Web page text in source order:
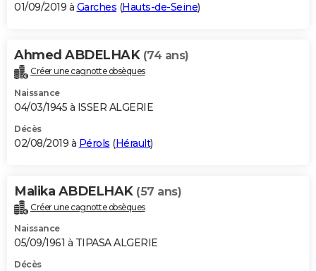
01/09/2019 à Garches (Hauts-de-Seine)
Ahmed ABDELHAK (74 ans)
Créer une cagnotte obsèques
Naissance
04/03/1945 à ISSER ALGERIE
Décès
02/08/2019 à Pérols (Hérault)
Malika ABDELHAK (57 ans)
Créer une cagnotte obsèques
Naissance
05/09/1961 à TIPASA ALGERIE
Décès